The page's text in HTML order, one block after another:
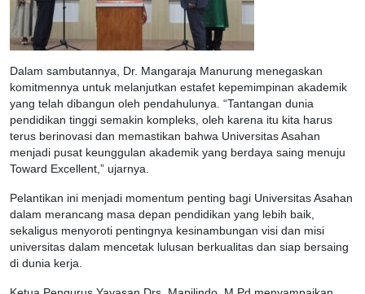
Dalam sambutannya, Dr. Mangaraja Manurung menegaskan
komitmennya untuk melanjutkan estafet kepemimpinan akademik
yang telah dibangun oleh pendahulunya. “Tantangan dunia
pendidikan tinggi semakin kompleks, oleh karena itu kita harus
terus berinovasi dan memastikan bahwa Universitas Asahan
menjadi pusat keunggulan akademik yang berdaya saing menuju
Toward Excellent,” ujarnya.
Pelantikan ini menjadi momentum penting bagi Universitas Asahan
dalam merancang masa depan pendidikan yang lebih baik,
sekaligus menyoroti pentingnya kesinambungan visi dan misi
universitas dalam mencetak lulusan berkualitas dan siap bersaing
di dunia kerja.